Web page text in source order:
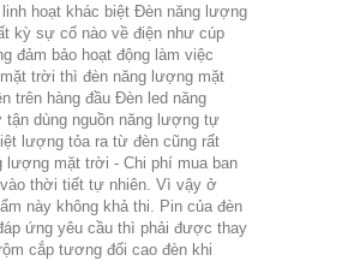
hoạt khác biệt Đèn năng lượng
kỳ sự cố nào về điện như cúp
đảm bảo hoạt động làm việc
trời thì đèn năng lượng mặt
trên hàng đầu Đèn led năng
dùng nguồn năng lượng tự
lượng tỏa ra từ đèn cũng rất
lượng mặt trời - Chi phí mua ban
thời tiết tự nhiên. Vì vậy ở
này không khả thi. Pin của đèn
ứng yêu cầu thì phải được thay
cắp tương đối cao đèn khi